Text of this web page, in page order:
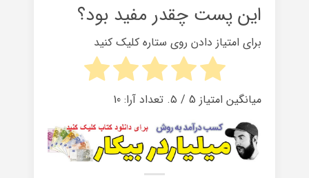
این پست چقدر مفید بود؟
برای امتیاز دادن روی ستاره کلیک کنید
میانگین امتیاز 5/ ۵. تعداد آرا: 10